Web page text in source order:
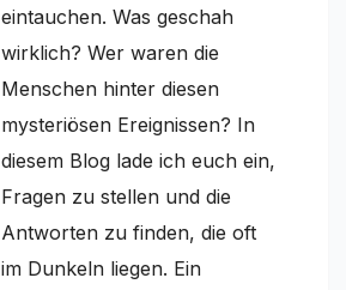
eintauchen. Was geschah
wirklich? Wer waren die
Menschen hinter diesen
mysteriösen Ereignissen? In
diesem Blog lade ich euch ein,
Fragen zu stellen und die
Antworten zu finden, die oft
im Dunkeln liegen. Ein